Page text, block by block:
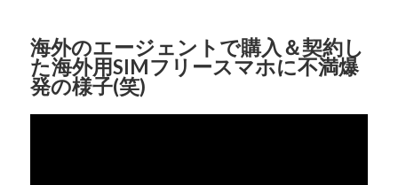
海外のエージェントで購入＆契約し
た海外用SIMフリースマホに不満爆
発の様子(笑)